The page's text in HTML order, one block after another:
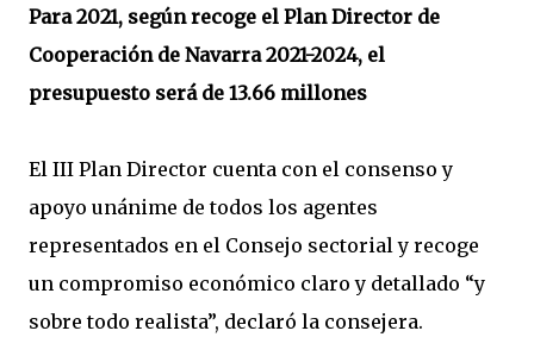
Para 2021, según recoge el Plan Director de
Cooperación de Navarra 2021-2024, el
presupuesto será de 13.66 millones
El III Plan Director cuenta con el consenso y
apoyo unánime de todos los agentes
representados en el Consejo sectorial y recoge
un compromiso económico claro y detallado “y
sobre todo realista”, declaró la consejera.